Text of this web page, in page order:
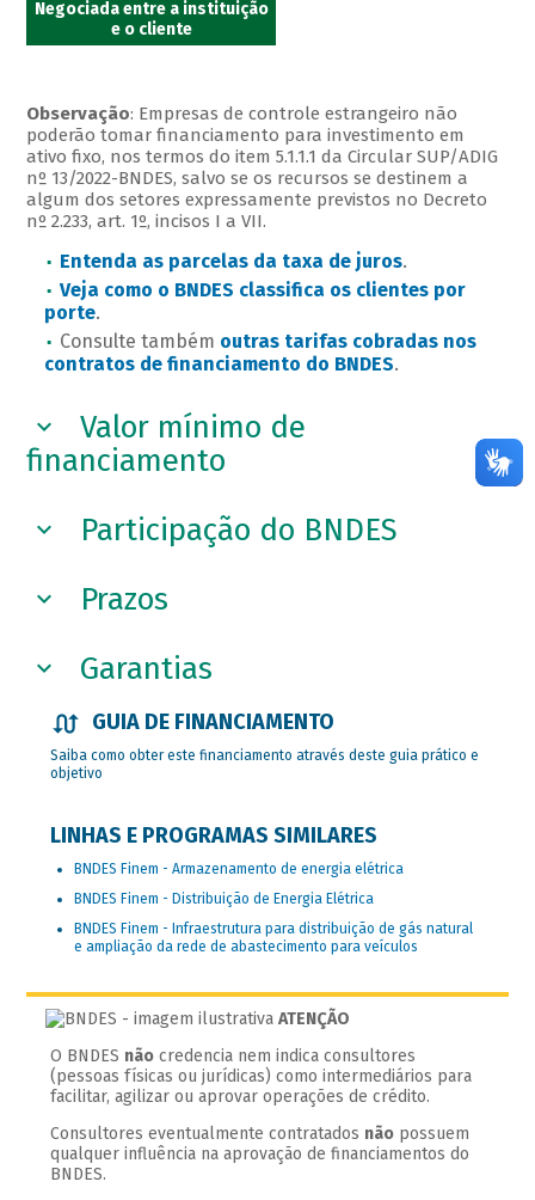
Negociada entre a instituição
e o cliente
Observação: Empresas de controle estrangeiro não
poderão tomar financiamento para investimento em
ativo fixo, nos termos do item 5.1.1.1 da Circular SUP/ADIG
nº 13/2022-BNDES, salvo se os recursos se destinem a
algum dos setores expressamente previstos no Decreto
nº 2.233, art. 1º, incisos I a VII.
Entenda as parcelas da taxa de juros.
Veja como o BNDES classifica os clientes por
porte.
Consulte também outras tarifas cobradas nos
contratos de financiamento do BNDES.
Valor mínimo de
financiamento
Participação do BNDES
Prazos
Garantias
GUIA DE FINANCIAMENTO
Saiba como obter este financiamento através deste guia prático e
objetivo
LINHAS E PROGRAMAS SIMILARES
BNDES Finem - Armazenamento de energia elétrica
BNDES Finem - Distribuição de Energia Elétrica
BNDES Finem - Infraestrutura para distribuição de gás natural
e ampliação da rede de abastecimento para veículos
ATENÇÃO
O BNDES não credencia nem indica consultores
(pessoas físicas ou jurídicas) como intermediários para
facilitar, agilizar ou aprovar operações de crédito.
Consultores eventualmente contratados não possuem
qualquer influência na aprovação de financiamentos do
BNDES.